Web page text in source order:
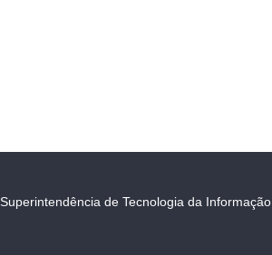
Superintendência de Tecnologia da Informação